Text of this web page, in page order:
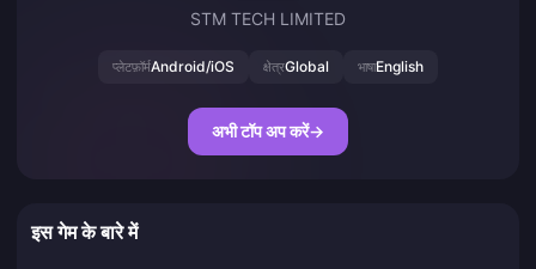
STM TECH LIMITED
प्लेटफ़ॉर्मAndroid/iOS क्षेत्रGlobal भाषाEnglish
अभी टॉप अप करें→
इस गेम के बारे में